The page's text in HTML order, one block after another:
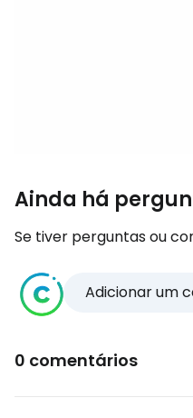
Ainda há
Se tiver perguntas ou
Adicionar um
0 comentários